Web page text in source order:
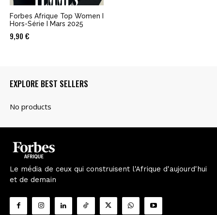
Forbes Afrique Top Women I
Hors-Série I Mars 2025
9,90 €
EXPLORE BEST SELLERS
Le média de ceux qui construisent l'Afrique d'aujourd'hui
et de demain